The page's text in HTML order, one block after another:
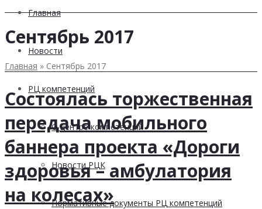
Главная
Новости
РЦ компетенций
О центре компетенций
Новости РЦК
Нормативные документы РЦ компетенций
Сентябрь 2017
Главная » Сентябрь 2017
Состоялась торжественная
передача мобильного
баннера проекта «Дороги
здоровья – амбулатория
на колесах»